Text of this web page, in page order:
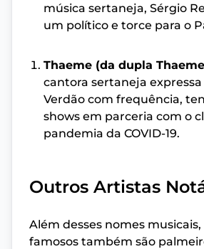
música sertaneja, Sérgio
um político e torce para o
Thaeme (da dupla
cantora sertaneja
Verdão com frequência,
shows em parceria com o
pandemia da COVID-19.
Outros Artistas
Além desses nomes
famosos também são